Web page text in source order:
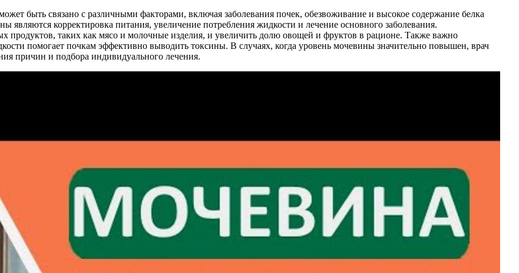
быть связано с различными факторами, включая заболевания почек, обезвоживание и высокое содержание белка
корректировка питания, увеличение потребления жидкости и лечение основного заболевания.
продуктов, таких как мясо и молочные изделия, и увеличить долю овощей и фруктов в рационе. Также важно
помогает почкам эффективно выводить токсины. В случаях, когда уровень мочевины значительно повышен, врач
причин и подбора индивидуального лечения.